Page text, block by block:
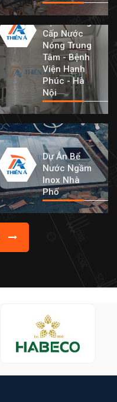
Dự Án Cung
Cấp Nước
Nóng Trung
Tâm - Bệnh
Viện Hạnh
Phúc - Hà
Nội
Dự Án Bể
Nước Ngầm
Inox Nhà
Phố